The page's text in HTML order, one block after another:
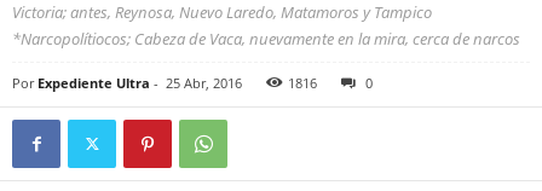
Victoria; antes, Reynosa, Nuevo Laredo, Matamoros y Tampico
*Narcopolítiocos; Cabeza de Vaca, nuevamente en la mira, cerca de narcos
Por Expediente Ultra - 25 Abr, 2016 1816 0